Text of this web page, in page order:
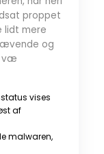
proppet
lidt mere
og
væ
vises
af
malwaren,